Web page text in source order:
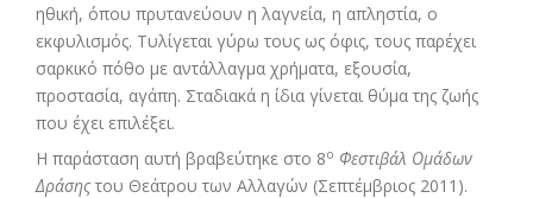
ηθική, όπου πρυτανεύουν η λαγνεία, η απληστία, ο
εκφυλισμός. Τυλίγεται γύρω τους ως όφις, τους παρέχει
σαρκικό πόθο με αντάλλαγμα χρήματα, εξουσία,
προστασία, αγάπη. Σταδιακά η ίδια γίνεται θύμα της ζωής
που έχει επιλέξει.
Η παράσταση αυτή βραβεύτηκε στο 8ο Φεστιβάλ Ομάδων
Δράσηςτου Θεάτρου των Αλλαγών (Σεπτέμβριος 2011).